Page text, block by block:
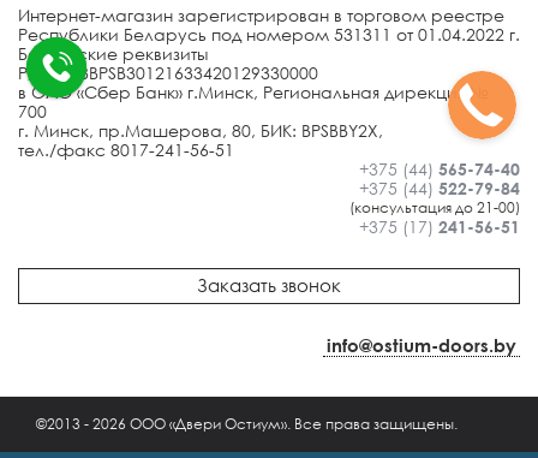
Интернет-магазин зарегистрирован в торговом реестре
Республики Беларусь под номером 531311 от 01.04.2022 г.
Банковские реквизиты
Р/с BY13BPSB30121633420129330000
в ОАО «Сбер Банк» г.Минск, Региональная дирекция №
700
г. Минск, пр.Машерова, 80, БИК: BPSBBY2X,
тел./факс 8017-241-56-51
+375 (44) 565-74-40
+375 (44) 522-79-84
(консультация до 21-00)
+375 (17) 241-56-51
Заказать звонок
info@ostium-doors.by
©2013 - 2026 OOO «Двери Остиум». Все права защищены.